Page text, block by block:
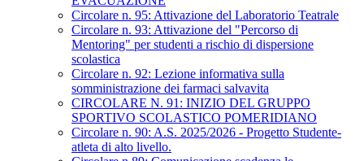
Circolare n. 95: Attivazione del Laboratorio Teatrale
Circolare n. 93: Attivazione del "Percorso di
Mentoring" per studenti a rischio di dispersione
scolastica
Circolare n. 92: Lezione informativa sulla
somministrazione dei farmaci salvavita
CIRCOLARE N. 91: INIZIO DEL GRUPPO
SPORTIVO SCOLASTICO POMERIDIANO
Circolare n. 90: A.S. 2025/2026 - Progetto Studente-
atleta di alto livello.